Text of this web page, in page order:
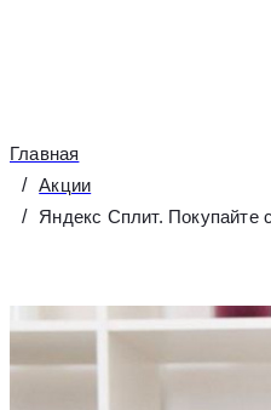
Главная
Акции
Яндекс Сплит. Покупайте